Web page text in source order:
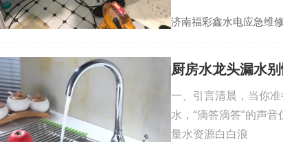
济南福彩鑫水电应急维
厨房水龙头漏水
一、引言清晨，当你
水，“滴答滴答”的声
量水资源白白浪